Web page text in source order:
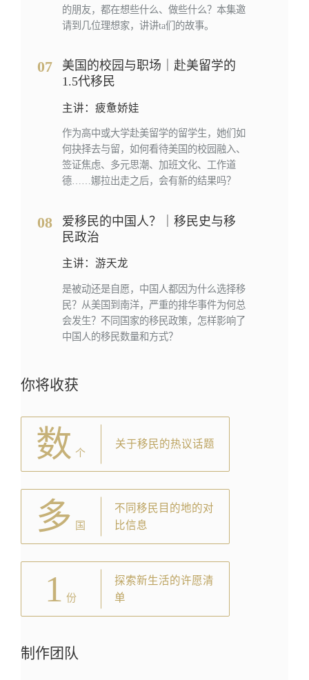
的朋友，都在想些什么、做些什么？本集邀
请到几位理想家，讲讲ta们的故事。
07
美国的校园与职场｜赴美留学的
1.5代移民
主讲：疲惫娇娃
作为高中或大学赴美留学的留学生，她们如
何抉择去与留，如何看待美国的校园融入、
签证焦虑、多元思潮、加班文化、工作道
德……娜拉出走之后，会有新的结果吗？
08
爱移民的中国人？｜移民史与移
民政治
主讲：游天龙
是被动还是自愿，中国人都因为什么选择移
民？从美国到南洋，严重的排华事件为何总
会发生？不同国家的移民政策，怎样影响了
中国人的移民数量和方式？
你将收获
数 个
关于移民的热议话题
多 国
不同移民目的地的对
比信息
1 份
探索新生活的许愿清
单
制作团队